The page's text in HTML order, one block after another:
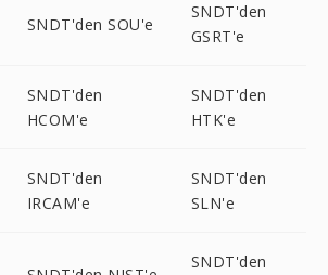
SNDT'den SOU'e
SNDT'den
GSRT'e
SNDT'den
HCOM'e
SNDT'den
HTK'e
SNDT'den
IRCAM'e
SNDT'den
SLN'e
SNDT'den